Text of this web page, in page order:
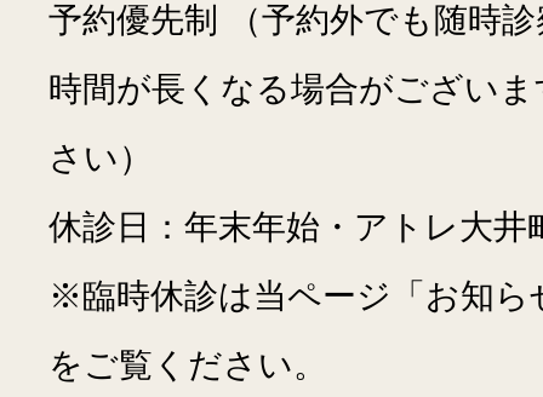
予約優先制 （予約外でも随時
時間が長くなる場合がござい
さい）
休診日：年末年始・アトレ大井
※臨時休診は当ページ「お知ら
をご覧ください。